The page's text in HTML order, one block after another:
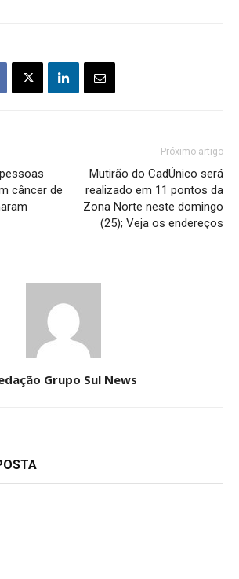
câncer de
Próximo artigo
Mutirão do CadÚnico será
realizado em 11 pontos da
Zona Norte neste domingo
(25); Veja os endereços
Grupo Sul News